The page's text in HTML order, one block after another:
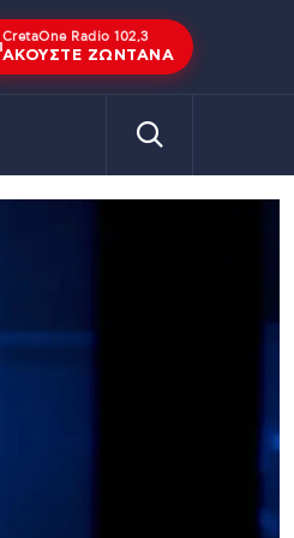
CretaOne Radio 102,3
ΑΚΟΎΣΤΕ ΖΩΝΤΑΝΆ